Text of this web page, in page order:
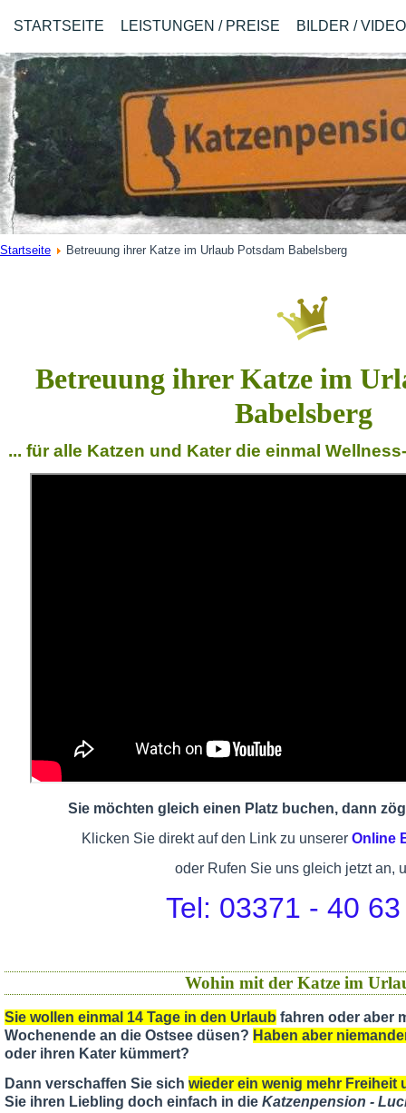
STARTSEITE LEISTUNGEN / PREISE BILDER /
Startseite Betreuung ihrer Katze im Urlaub Potsdam Babelsberg
Betreuung ihrer Katze im
Babelsberg
... für alle Katzen und Kater die einmal
Sie möchten gleich einen Platz buchen, dann
Klicken Sie direkt auf den Link zu unserer Online
oder Rufen Sie uns gleich jetzt an,
Tel: 03371 - 40
Wohin mit der Katze im
Sie wollen einmal 14 Tage in den Urlaub fahren oder aber
Wochenende an die Ostsee düsen? Haben aber
oder ihren Kater kümmert?
Dann verschaffen Sie sich wieder ein wenig mehr Freiheit
Sie ihren Liebling doch einfach in die Katzenpension -